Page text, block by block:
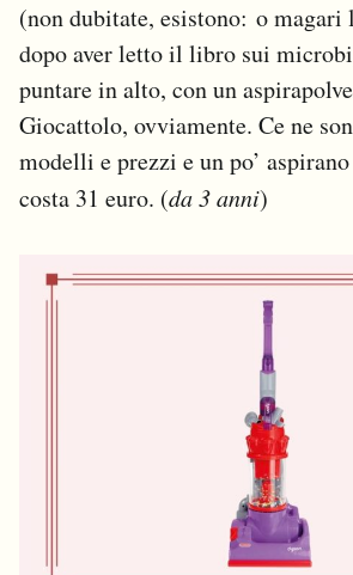
(non dubitate, esistono: o magari
dopo aver letto il libro sui
puntare in alto, con un
Giocattolo, ovviamente. Ce ne
modelli e prezzi e un po’
costa 31 euro. (da 3 anni)